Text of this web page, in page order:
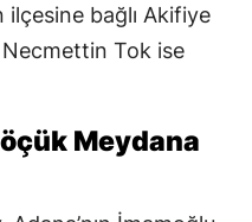
ilçesine bağlı Akifiye
Necmettin Tok ise
Meydana